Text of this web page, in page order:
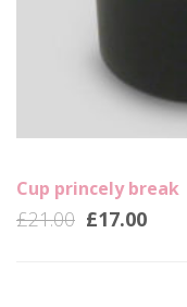
Cup princely break
£21.00 £17.00